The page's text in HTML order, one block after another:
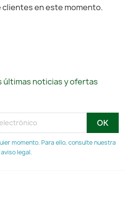
clientes en este momento.
últimas noticias y ofertas
momento. Para ello, consulte nuestra
legal.